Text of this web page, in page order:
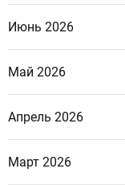
Июнь 2026
Май 2026
Апрель 2026
Март 2026